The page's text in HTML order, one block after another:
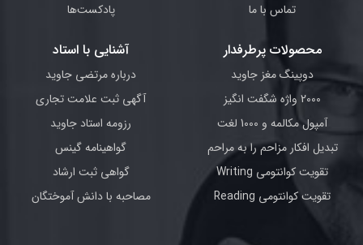
تماس با ما
پادکست‌ها
محصولات پرطرفدار
دوپینگ مغز جاوید
2000 واژه شگفت انگیز
آمپول مکالمه و 1000 لغت
تبدیل افکار مزاحم را به مراحم
تقویت کوانتومی Writing
تقویت کوانتومی Reading
آشنایی با استاد
درباره مرتضی جاوید
آگهی ثبت علامت تجاری
رزومه استاد جاوید
گواهینامه گینس
گواهی ثبت ارشاد
مصاحبه با دانش آموختگان